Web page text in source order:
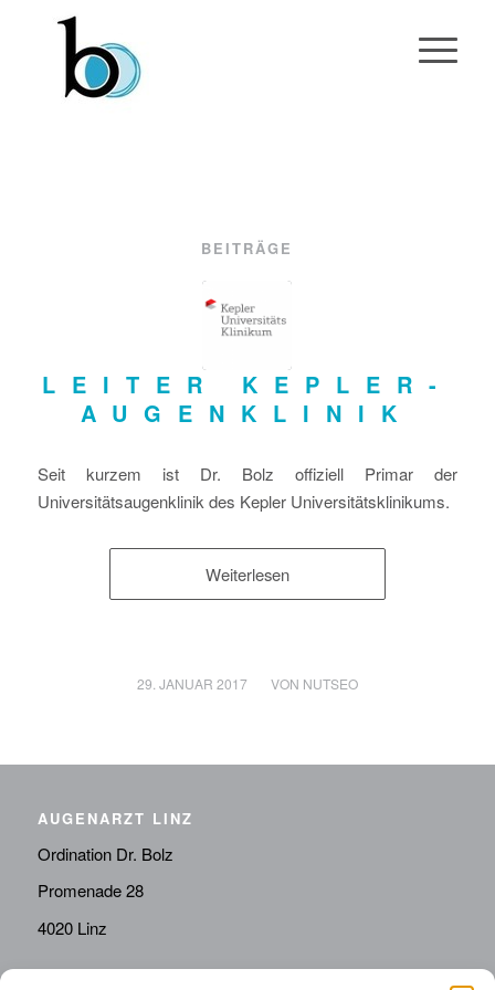
BEITRÄGE
LEITER KEPLER-
AUGENKLINIK
Seit kurzem ist Dr. Bolz offiziell Primar der
Universitätsaugenklinik des Kepler Universitätsklinikums.
Weiterlesen
29. JANUAR 2017
/ VON NUTSEO
AUGENARZT LINZ
Ordination Dr. Bolz
Promenade 28
4020 Linz